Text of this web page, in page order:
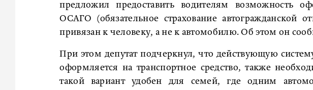
предложил предоставить водителям возможность
ОСАГО (обязательное страхование автогражданской
привязан к человеку, а не к автомобилю. Об этом он
При этом депутат подчеркнул, что действующую
оформляется на транспортное средство, также
такой вариант удобен для семей, где одним